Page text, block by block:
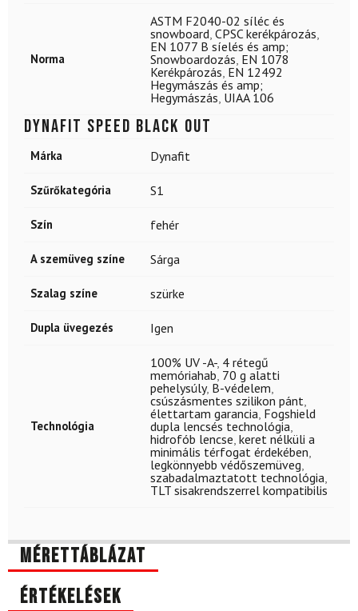
Norma
ASTM F2040-02 síléc és
snowboard, CPSC kerékpározás,
EN 1077 B síelés és amp;
Snowboardozás, EN 1078
Kerékpározás, EN 12492
Hegymászás és amp;
Hegymászás, UIAA 106
DYNAFIT Speed Black Out
Márka Dynafit
Szűrőkategória S1
Szín fehér
A szemüveg színe Sárga
Szalag színe szürke
Dupla üvegezés Igen
Technológia
100% UV -A-, 4 rétegű
memóriahab, 70 g alatti
pehelysúly, B-védelem,
csúszásmentes szilikon pánt,
élettartam garancia, Fogshield
dupla lencsés technológia,
hidrofób lencse, keret nélküli a
minimális térfogat érdekében,
legkönnyebb védőszemüveg,
szabadalmaztatott technológia,
TLT sisakrendszerrel kompatibilis
Mérettáblázat
Értékelések